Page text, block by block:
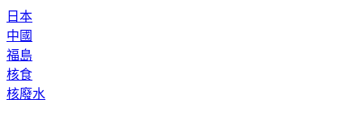
日本
中國
福島
核食
核廢水